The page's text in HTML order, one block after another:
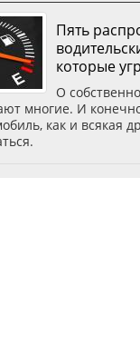
Пять
которые
О
многие. И
как и всякая